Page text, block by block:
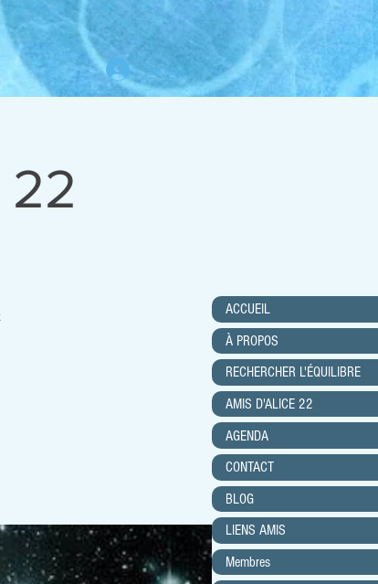
Se connecter
22
ACCUEIL
À PROPOS
RECHERCHER L'ÉQUILIBRE
AMIS D'ALICE 22
AGENDA
CONTACT
BLOG
LIENS AMIS
Membres